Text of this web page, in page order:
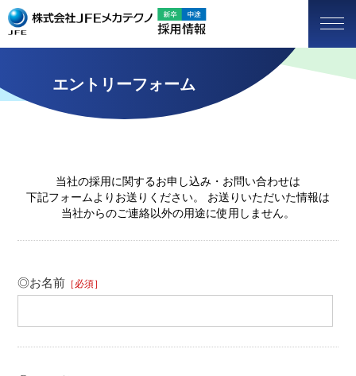
エントリーフォーム
当社の採用に関するお申し込み・お問い合わせは
下記フォームよりお送りください。 お送りいただいた情報は
当社からのご連絡以外の用途に使用しません。
◎お名前 ［必須］